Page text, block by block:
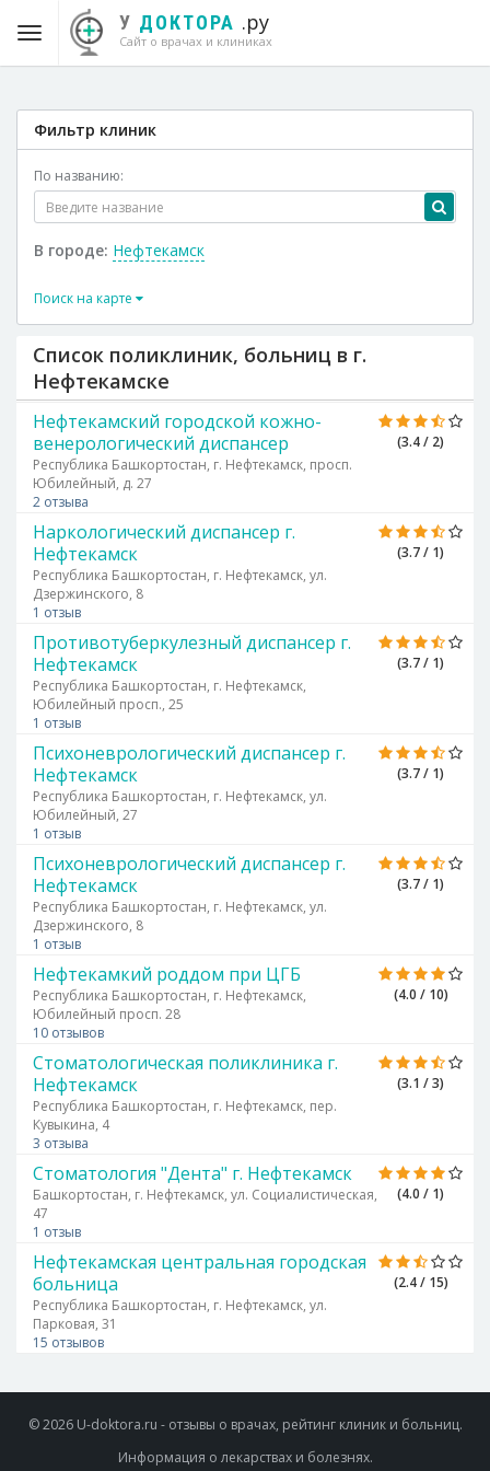
У ДОКТОРА .ру
Сайт о врачах и клиниках
Фильтр клиник
По названию:
В городе: Нефтекамск
Поиск на карте
Список поликлиник, больниц в г.
Нефтекамске
(3.4 / 2)
Нефтекамский городской кожно-
венерологический диспансер
Республика Башкортостан, г. Нефтекамск, просп.
Юбилейный, д. 27
2 отзыва
(3.7 / 1)
Наркологический диспансер г.
Нефтекамск
Республика Башкортостан, г. Нефтекамск, ул.
Дзержинского, 8
1 отзыв
(3.7 / 1)
Противотуберкулезный диспансер г.
Нефтекамск
Республика Башкортостан, г. Нефтекамск,
Юбилейный просп., 25
1 отзыв
(3.7 / 1)
Психоневрологический диспансер г.
Нефтекамск
Республика Башкортостан, г. Нефтекамск, ул.
Юбилейный, 27
1 отзыв
(3.7 / 1)
Психоневрологический диспансер г.
Нефтекамск
Республика Башкортостан, г. Нефтекамск, ул.
Дзержинского, 8
1 отзыв
(4.0 / 10)
Нефтекамкий роддом при ЦГБ
Республика Башкортостан, г. Нефтекамск,
Юбилейный просп. 28
10 отзывов
(3.1 / 3)
Стоматологическая поликлиника г.
Нефтекамск
Республика Башкортостан, г. Нефтекамск, пер.
Кувыкина, 4
3 отзыва
(4.0 / 1)
Стоматология "Дента" г. Нефтекамск
Башкортостан, г. Нефтекамск, ул. Социалистическая,
47
1 отзыв
(2.4 / 15)
Нефтекамская центральная городская
больница
Республика Башкортостан, г. Нефтекамск, ул.
Парковая, 31
15 отзывов
© 2026 U-doktora.ru - отзывы о врачах, рейтинг клиник и больниц.
Информация о лекарствах и болезнях.